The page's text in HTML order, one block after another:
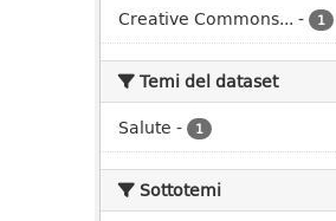
Creative Commons... - 1
Temi del dataset
Salute - 1
Sottotemi